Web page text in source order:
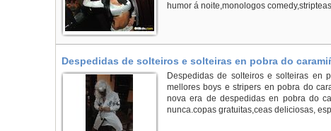
humor á noite,monologos
Despedidas de solteiros e solteiras en pobra do
Caramiñal (A)
Despedidas de solteiros e solteiras en
mellores boys e stripers en pobra do
nova era de despedidas en pobra do
nunca.copas gratuitas,ceas deliciosas,